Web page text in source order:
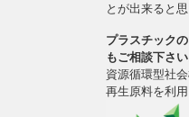
とが出来ると
プラスチック
もご相談下さい
資源循環型社
再生原料を利